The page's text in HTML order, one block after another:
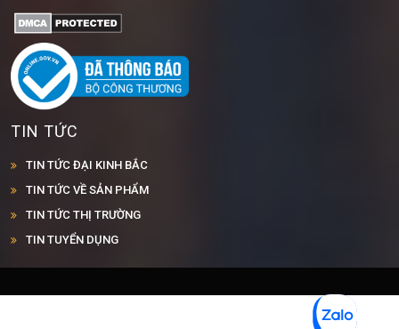
TIN TỨC
TIN TỨC ĐẠI KINH BẮC
TIN TỨC VỀ SẢN PHẨM
TIN TỨC THỊ TRƯỜNG
TIN TUYỂN DỤNG